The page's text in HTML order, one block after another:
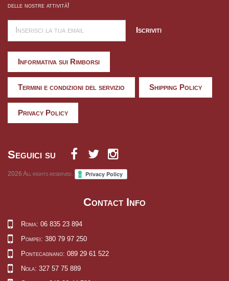
delle nostre attività!
Iscriviti
Informativa sui Rimborsi
Termini e condizioni del servizio Shipping Policy
Privacy Policy
Seguici su
2026 All rights reserved.
Contact Info
Roma: 06 835 23 894
Pompei: 380 79 97 250
Pontecagnano: 089 29 61 522
Nola: 327 57 75 889